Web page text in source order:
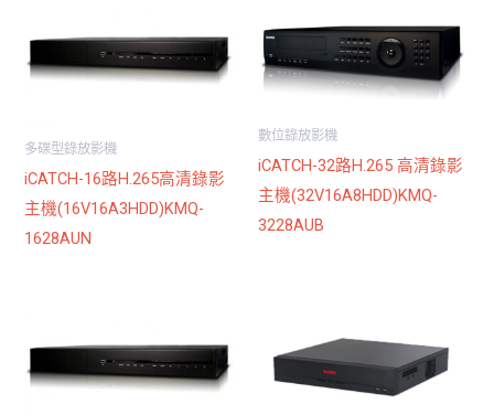
多碟型錄放影機
iCATCH-16路H.265高清錄影
主機(16V16A3HDD)KMQ-
1628AUN
數位錄放影機
iCATCH-32路H.265 高清錄影
主機(32V16A8HDD)KMQ-
3228AUB